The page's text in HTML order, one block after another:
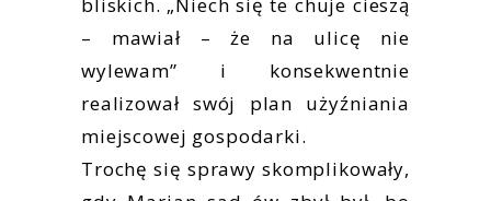
– mawiał – że na ulicę nie
wylewam” i konsekwentnie
realizował swój plan użyźniania
miejscowej gospodarki.
Trochę się sprawy skomplikowały,